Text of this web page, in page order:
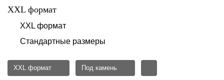
XXL формат
XXL формат
Стандартные размеры
XXL формат Под камень